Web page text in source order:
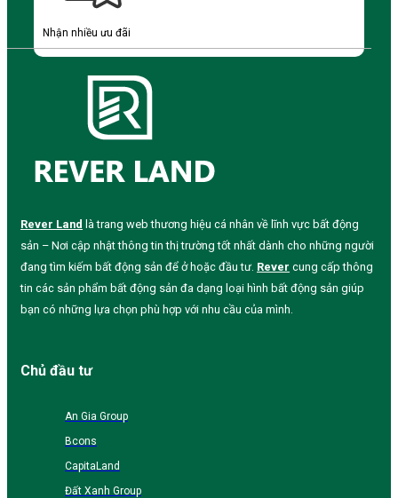
Nhận nhiều ưu đãi
Rever Land là trang web thương hiệu cá nhân về lĩnh vực bất động
sản – Nơi cập nhật thông tin thị trường tốt nhất dành cho những người
đang tìm kiếm bất động sản để ở hoặc đầu tư. Rever cung cấp thông
tin các sản phẩm bất động sản đa dạng loại hình bất động sản giúp
bạn có những lựa chọn phù hợp với nhu cầu của mình.
Chủ đầu tư
An Gia Group
Bcons
CapitaLand
Đất Xanh Group